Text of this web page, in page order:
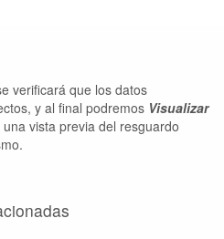
verificará que los datos
y al final podremos Visualizar
vista previa del resguardo